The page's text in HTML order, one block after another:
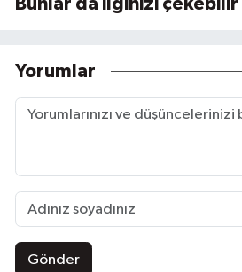
Yorumlar
Gönder